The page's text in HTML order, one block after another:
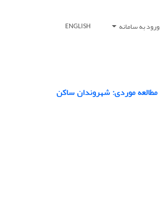
ورود به سامانه ENGLISH
سنجش آگاهی، نگرش و عملکرد شهروندان از منظر جامعه‌پذیری بهداشتی در دوران اپیدمی کووید-19 مطالعه موردی: شهروندان ساکن